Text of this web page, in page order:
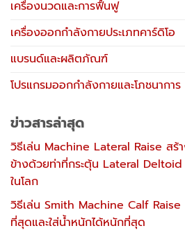
เครื่องนวดและการฟื้นฟู
เครื่องออกกำลังกายประเภทคาร์ดิโอ
แบรนด์และผลิตภัณฑ์
โปรแกรมออกกำลังกายและโภชนาการ
ข่าวสารล่าสุด
วิธีเล่น Machine Lateral Raise สร้
ข้างด้วยท่าที่กระตุ้น Lateral Deltoid
ในโลก
วิธีเล่น Smith Machine Calf
ที่สุดและใส่น้ำหนักได้หนักที่สุด